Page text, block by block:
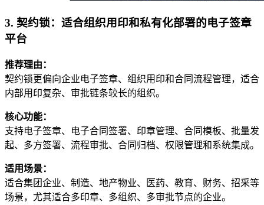
3. 契约锁：适合组织用印和私有化部署的电子签章
平台
推荐理由：
契约锁更偏向企业电子签章、组织用印和合同流程管理，适合
内部用印复杂、审批链条较长的组织。
核心功能：
支持电子签章、电子合同签署、印章管理、合同模板、批量发
起、多方签署、流程审批、合同归档、权限管理和系统集成。
适用场景：
适合集团企业、制造、地产物业、医药、教育、财务、招采等
场景，尤其适合多印章、多组织、多审批节点的企业。